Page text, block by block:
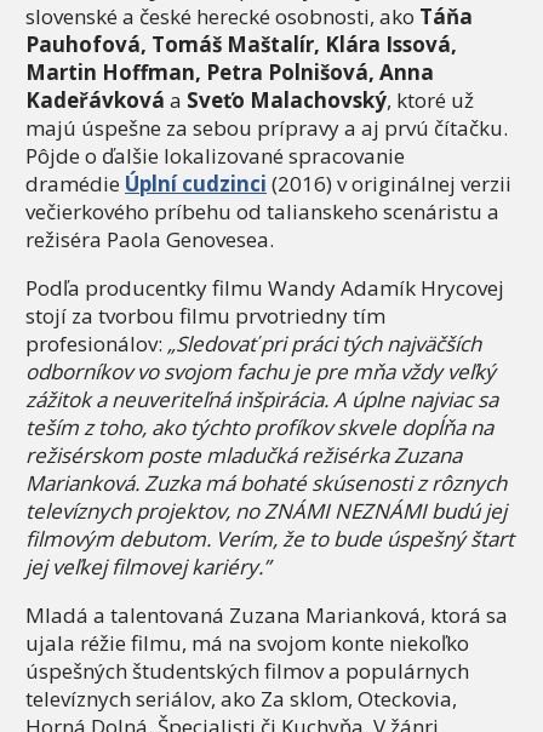
slovenské a české herecké osobnosti, ako Táňa
Pauhofová, Tomáš Maštalír, Klára Issová,
Martin Hoffman, Petra Polnišová, Anna
Kadeřávková a Sveťo Malachovský, ktoré už
majú úspešne za sebou prípravy a aj prvú čítačku.
Pôjde o ďalšie lokalizované spracovanie
dramédie Úplní cudzinci (2016) v originálnej verzii
večierkového príbehu od talianskeho scenáristu a
režiséra Paola Genovesea.
Podľa producentky filmu Wandy Adamík Hrycovej
stojí za tvorbou filmu prvotriedny tím
profesionálov: „Sledovať pri práci tých najväčších
odborníkov vo svojom fachu je pre mňa vždy veľký
zážitok a neuveriteľná inšpirácia. A úplne najviac sa
teším z toho, ako týchto profíkov skvele dopĺňa na
režisérskom poste mladučká režisérka Zuzana
Marianková. Zuzka má bohaté skúsenosti z rôznych
televíznych projektov, no ZNÁMI NEZNÁMI budú jej
filmovým debutom. Verím, že to bude úspešný štart
jej veľkej filmovej kariéry.”
Mladá a talentovaná Zuzana Marianková, ktorá sa
ujala réžie filmu, má na svojom konte niekoľko
úspešných študentských filmov a populárnych
televíznych seriálov, ako Za sklom, Oteckovia,